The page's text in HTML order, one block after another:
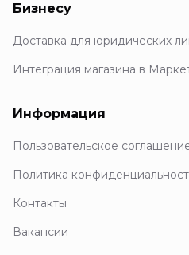
Бизнесу
Доставка для юридических
Интеграция магазина в
Информация
Пользовательское
Политика
Контакты
Вакансии